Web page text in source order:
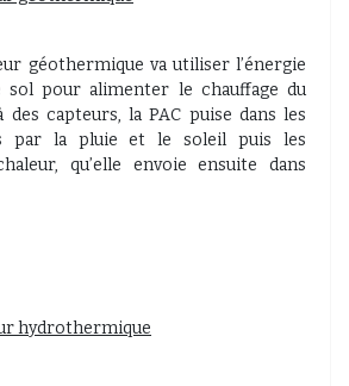
géothermique va utiliser l’énergie
sol pour alimenter le chauffage du
des capteurs, la PAC puise dans les
par la pluie et le soleil puis les
qu’elle envoie ensuite dans
hydrothermique